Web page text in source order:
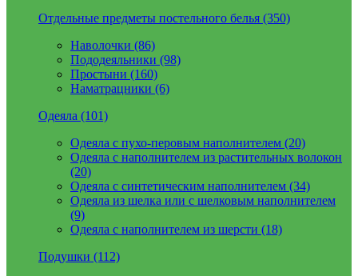
Отдельные предметы постельного белья (350)
Наволочки (86)
Пододеяльники (98)
Простыни (160)
Наматрацники (6)
Одеяла (101)
Одеяла с пухо-перовым наполнителем (20)
Одеяла с наполнителем из растительных волокон
(20)
Одеяла с синтетическим наполнителем (34)
Одеяла из шелка или с шелковым наполнителем
(9)
Одеяла с наполнителем из шерсти (18)
Подушки (112)